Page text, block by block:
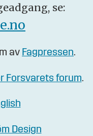
se:
av Fagpressen.
Forsvarets forum.
Design